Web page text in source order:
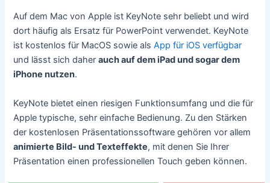
Auf dem Mac von Apple ist KeyNote sehr beliebt und wird
dort häufig als Ersatz für PowerPoint verwendet. KeyNote
ist kostenlos für MacOS sowie alsApp für iOS verfügbar
und lässt sich daherauch auf dem iPad und sogar dem
iPhone nutzen.
KeyNote bietet einen riesigen Funktionsumfang und die für
Apple typische, sehr einfache Bedienung. Zu den Stärken
der kostenlosen Präsentationssoftware gehören vor allem
animierte Bild- und Texteffekte, mit denen Sie Ihrer
Präsentation einen professionellen Touch geben können.